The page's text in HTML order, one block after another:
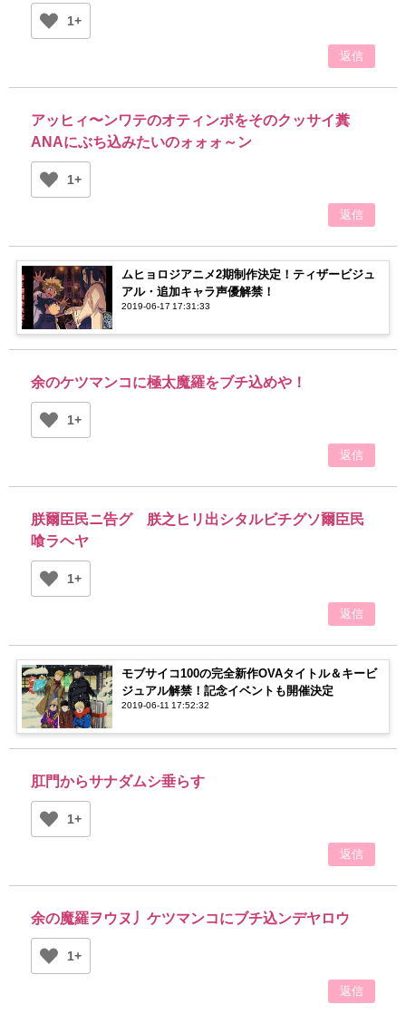
1+
返信
アッヒィ〜ンワテのオティンポをそのクッサイ糞
ANAにぶち込みたいのォォォ～ン
1+
返信
ムヒョロジアニメ2期制作決定！ティザービジュ
アル・追加キャラ声優解禁！
2019-06-17 17:31:33
余のケツマンコに極太魔羅をブチ込めや！
1+
返信
朕爾臣民ニ告グ 朕之ヒリ出シタルビチグソ爾臣民
喰ラヘヤ
1+
返信
モブサイコ100の完全新作OVAタイトル＆キービ
ジュアル解禁！記念イベントも開催決定
2019-06-11 17:52:32
肛門からサナダムシ垂らす
1+
返信
余の魔羅ヲウヌ丿ケツマンコにブチ込ンデヤロウ
1+
返信